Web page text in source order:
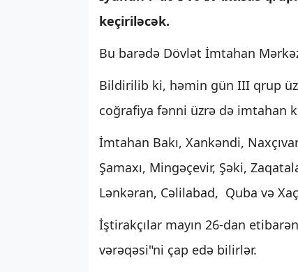
keçiriləcək.
Bu barədə Dövlət İmtahan
Bildirilib ki, həmin gün III qrup
coğrafiya fənni üzrə də imtahan
İmtahan Bakı, Xankəndi,
Şamaxı, Mingəçevir, Şəki,
Lənkəran, Cəlilabad, Quba və
İştirakçılar mayın 26-dan
vərəqəsi"ni çap edə bilirlər.